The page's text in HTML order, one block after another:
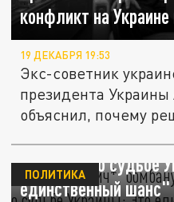
конфликт на
19 ДЕКАБРЯ 19:53
Экс-советник
президента
объяснил, почему
Ну, Арестович*,
заявление о судьбе
единственный шанс"
ПОЛИТИКА